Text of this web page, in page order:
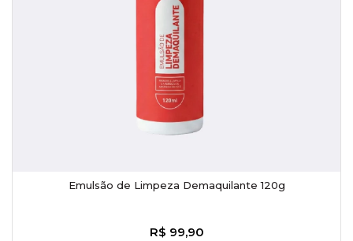
Emulsão de Limpeza Demaquilante 120g
R$ 99,90